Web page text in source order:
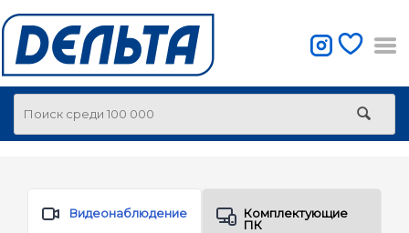
Видеонаблюдение
Комплектующие
ПК